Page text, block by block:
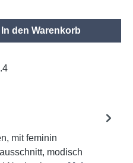
gewünschten
In den Warenkorb
mit feminin
modisch